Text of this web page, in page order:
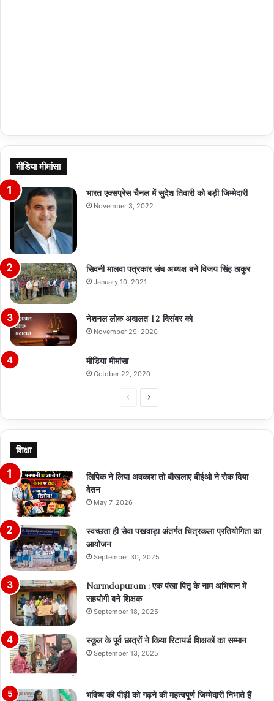
मीडिया मीमांसा
भारत एक्सप्रेस चैनल में सुदेश तिवारी को बड़ी जिम्मेदारी
November 3, 2022
सिवनी मालवा पत्रकार संघ अध्यक्ष बने विजय सिंह ठाकुर
January 10, 2021
नेशनल लोक अदालत 12 दिसंबर को
November 29, 2020
मीडिया मीमांसा
October 22, 2020
PreviousNext
शिक्षा
लिपिक ने लिया अवकाश तो बौखलाए बीईओ ने रोक दिया
वेतन
May 7, 2026
स्वच्छता ही सेवा पखवाड़ा अंतर्गत चित्रकला प्रतियोगिता का
आयोजन
September 30, 2025
Narmdapuram : एक पंखा पितृ के नाम अभियान में
सहयोगी बने शिक्षक
September 18, 2025
स्कूल के पूर्व छात्रों ने किया रिटायर्ड शिक्षकों का सम्मान
September 13, 2025
भविष्य की पीढ़ी को गढ़ने की महत्वपूर्ण जिम्मेदारी निभाते हैं